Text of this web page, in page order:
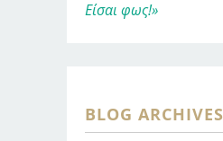
Είσαι φως!»
BLOG ARCHIVES